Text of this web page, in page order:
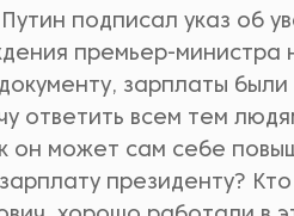
подписал указ об
премьер-
зарплаты
ответить всем тем
он может сам себе
президенту?